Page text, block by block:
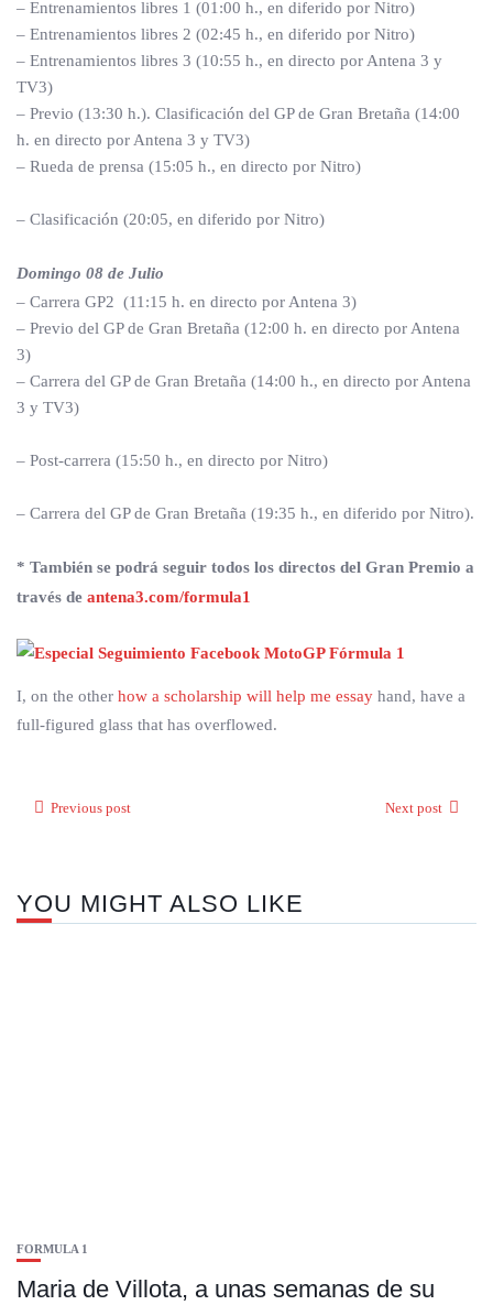
– Entrenamientos libres 1 (01:00 h., en diferido por Nitro)
– Entrenamientos libres 2 (02:45 h., en diferido por Nitro)
– Entrenamientos libres 3 (10:55 h., en directo por Antena 3 y
TV3)
– Previo (13:30 h.). Clasificación del GP de Gran Bretaña (14:00
h. en directo por Antena 3 y TV3)
– Rueda de prensa (15:05 h., en directo por Nitro)
– Clasificación (20:05, en diferido por Nitro)
Domingo 08 de Julio
– Carrera GP2 (11:15 h. en directo por Antena 3)
– Previo del GP de Gran Bretaña (12:00 h. en directo por Antena
3)
– Carrera del GP de Gran Bretaña (14:00 h., en directo por Antena
3 y TV3)
– Post-carrera (15:50 h., en directo por Nitro)
– Carrera del GP de Gran Bretaña (19:35 h., en diferido por Nitro).
* También se podrá seguir todos los directos del Gran Premio a
través de antena3.com/formula1
I, on the other how a scholarship will help me essay hand, have a
full-figured glass that has overflowed.
Previous post Next post
YOU MIGHT ALSO LIKE
FORMULA 1
Maria de Villota, a unas semanas de su